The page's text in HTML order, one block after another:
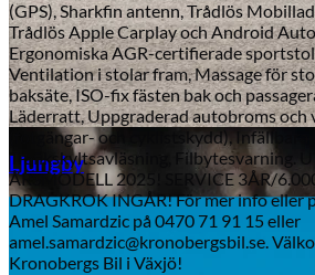
Aixiam
Ljungby
(GPS), Sharkfin antenn, Trådlös
Trådlös Apple Carplay och Android
Ergonomiska AGR-certifierade
Ventilation i stolar fram, Massage för
baksäte, ISO-fix fästen bak och
Läderratt, Uppgraderad autobroms och
(fotgängar- och cyklistskydd), Infällbara
Trafikskyltsavläsning, Filbytesvarning.
ÅRSMODELL 2025! SERVICE 3ÅR/
DRAGKROK INGÅR! För mer info eller
Amel Samardzic på 0470 71 91 15 eller
amel.samardzic@kronobergsbil.se.
Kronobergs Bil i Växjö!